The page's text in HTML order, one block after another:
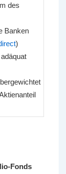
des
Banken
)
Fonds